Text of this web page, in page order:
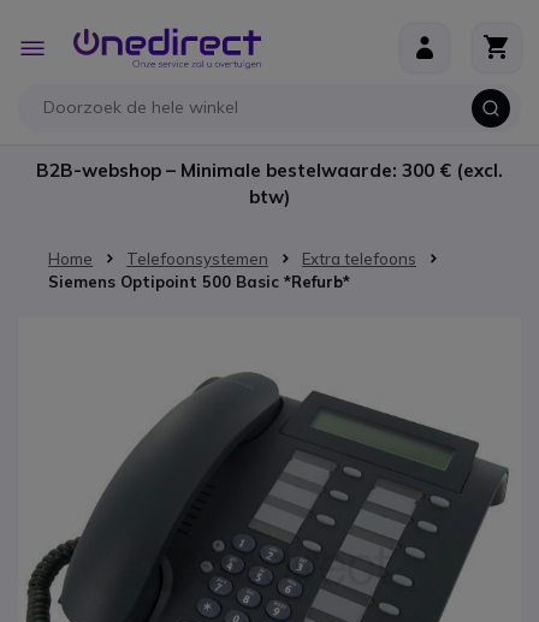
Toggle
Nav
B2B-webshop – Minimale bestelwaarde: 300 € (excl.
btw)
Home Telefoonsystemen
Extra telefoons
Siemens Optipoint 500 Basic *Refurb*